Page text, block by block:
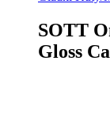
SOTT
Gloss